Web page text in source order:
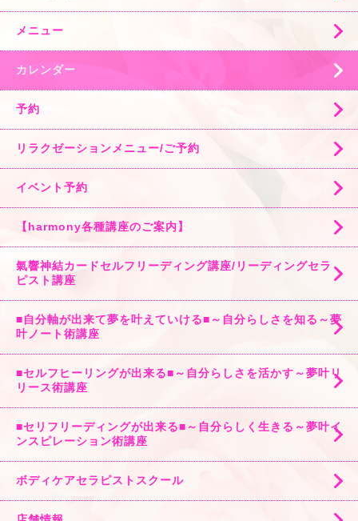
メニュー
カレンダー
予約
リラクゼーションメニュー/ご予約
イベント予約
【harmony各種講座のご案内】
氣響神結カードセルフリーディング講座/リーディングセラ
ピスト講座
■自分軸が出来て夢を叶えていける■～自分らしさを知る～夢
叶ノート術講座
■セルフヒーリングが出来る■～自分らしさを活かす～夢叶リ
リース術講座
■セリフリーディングが出来る■～自分らしく生きる～夢叶イ
ンスピレーション術講座
ボディケアセラピストスクール